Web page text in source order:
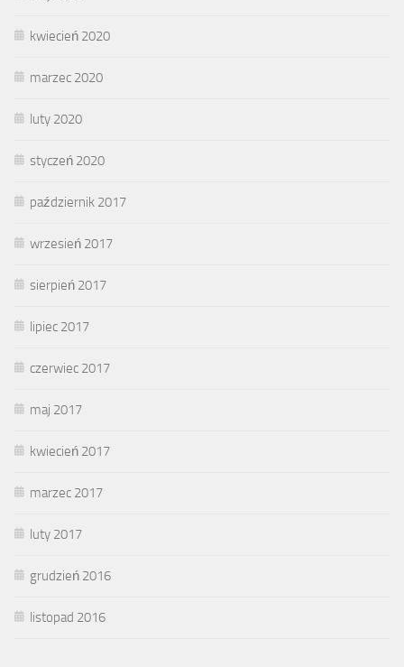
kwiecień 2020
marzec 2020
luty 2020
styczeń 2020
październik 2017
wrzesień 2017
sierpień 2017
lipiec 2017
czerwiec 2017
maj 2017
kwiecień 2017
marzec 2017
luty 2017
grudzień 2016
listopad 2016